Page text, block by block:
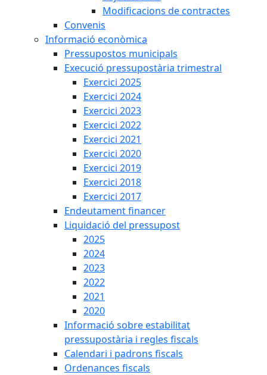
Modificacions de contractes
Convenis
Informació econòmica
Pressupostos municipals
Execució pressupostària trimestral
Exercici 2025
Exercici 2024
Exercici 2023
Exercici 2022
Exercici 2021
Exercici 2020
Exercici 2019
Exercici 2018
Exercici 2017
Endeutament financer
Liquidació del pressupost
2025
2024
2023
2022
2021
2020
Informació sobre estabilitat
pressupostària i regles fiscals
Calendari i padrons fiscals
Ordenances fiscals